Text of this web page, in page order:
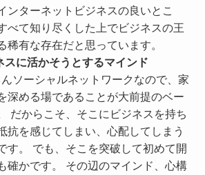
ンターネットビジネスの良いとこ
べて知り尽くした上でビジネスの王
稀有な存在だと思っています。
に活かそうとするマインド
ソーシャルネットワークなので、家
深める場であることが大前提のベー
だからこそ、そこにビジネスを持ち
抗を感じてしまい、心配してしまう
す。 でも、そこを突破して初めて開
確かです。 その辺のマインド、心構